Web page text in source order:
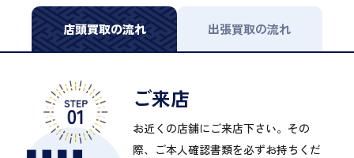
店頭買取の流れ 出張買取の流れ
ご来店
お近くの店舗にご来店下さい。その
際、ご本人確認書類を必ずお持ちくだ